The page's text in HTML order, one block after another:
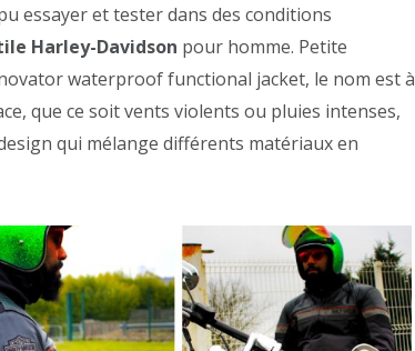
essayer et tester dans des conditions
Harley-Davidson pour homme. Petite
waterproof functional jacket, le nom est à
que ce soit vents violents ou pluies intenses,
qui mélange différents matériaux en